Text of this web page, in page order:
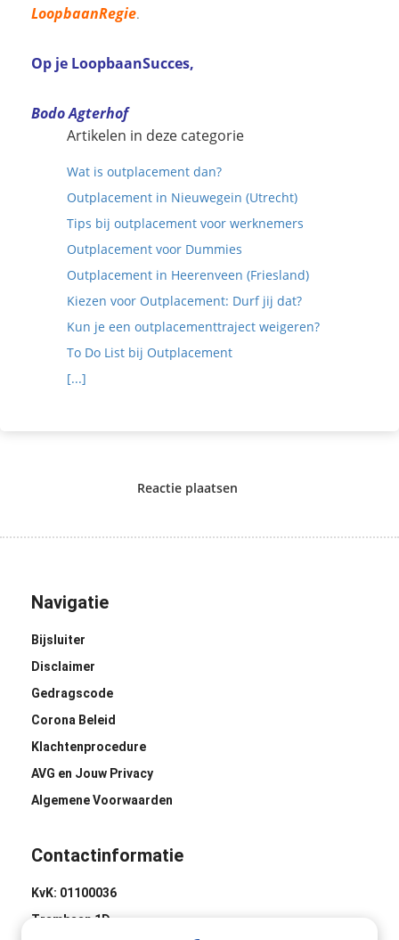
LoopbaanRegie.
Op je LoopbaanSucces,
Bodo Agterhof
Artikelen in deze categorie
Wat is outplacement dan?
Outplacement in Nieuwegein (Utrecht)
Tips bij outplacement voor werknemers
Outplacement voor Dummies
Outplacement in Heerenveen (Friesland)
Kiezen voor Outplacement: Durf jij dat?
Kun je een outplacementtraject weigeren?
To Do List bij Outplacement
[...]
Reactie plaatsen
Navigatie
Bijsluiter
Disclaimer
Gedragscode
Corona Beleid
Klachtenprocedure
AVG en Jouw Privacy
Algemene Voorwaarden
Contactinformatie
KvK: 01100036
Trambaan 1D